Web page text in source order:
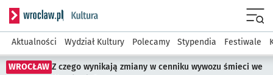
Serwis informacyjny wroclaw.pl podserwis: Kultura
Aktualności Wydział Kultury Polecamy Stypendia Festiwale
WROCŁAW Z czego wynikają zmiany w cenniku wywozu śmieci we